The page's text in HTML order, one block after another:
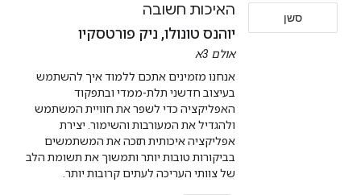
סשן
האיכות חשובה
יוהנס טונולו, ניק פורטסקיו
אולם 3א
אנחנו מזמינים אתכם ללמוד איך להשתמש
בעיצוב חדשני תלת-ממדי ובתפקוד
האפליקציה כדי לשפר את חוויית המשתמש
ולהגדיל את המעורבות והשימור. יצירת
אפליקציה איכותית תזכה את המשתמשים
בביקורות טובות יותר ותמשוך את תשומת הלב
של צוותי העריכה לעתים קרובות יותר.